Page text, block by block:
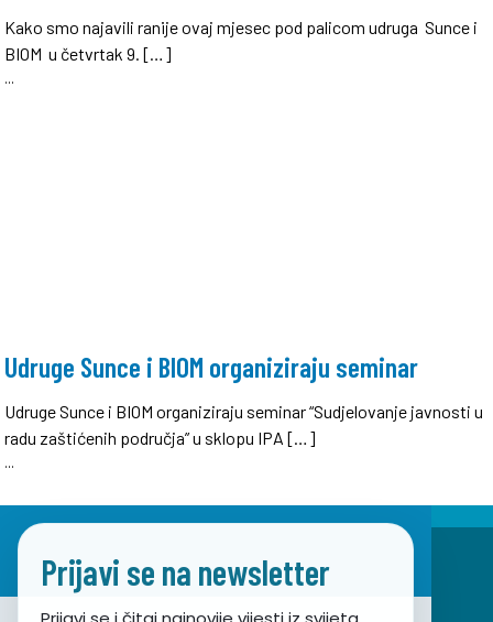
Kako smo najavili ranije ovaj mjesec pod palicom udruga Sunce i
BIOM u četvrtak 9. […]
...
Udruge Sunce i BIOM organiziraju seminar
Udruge Sunce i BIOM organiziraju seminar “Sudjelovanje javnosti u
radu zaštićenih područja” u sklopu IPA […]
...
Prijavi se na newsletter